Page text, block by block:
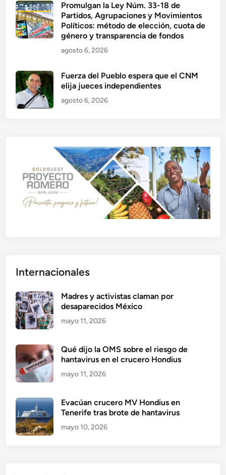
Promulgan la Ley Núm. 33-18 de
Partidos, Agrupaciones y Movimientos
Políticos: método de elección, cuota de
género y transparencia de fondos
agosto 6, 2026
Fuerza del Pueblo espera que el CNM
elija jueces independientes
agosto 6, 2026
Internacionales
Madres y activistas claman por
desaparecidos México
mayo 11, 2026
Qué dijo la OMS sobre el riesgo de
hantavirus en el crucero Hondius
mayo 11, 2026
Evacúan crucero MV Hondius en
Tenerife tras brote de hantavirus
mayo 10, 2026